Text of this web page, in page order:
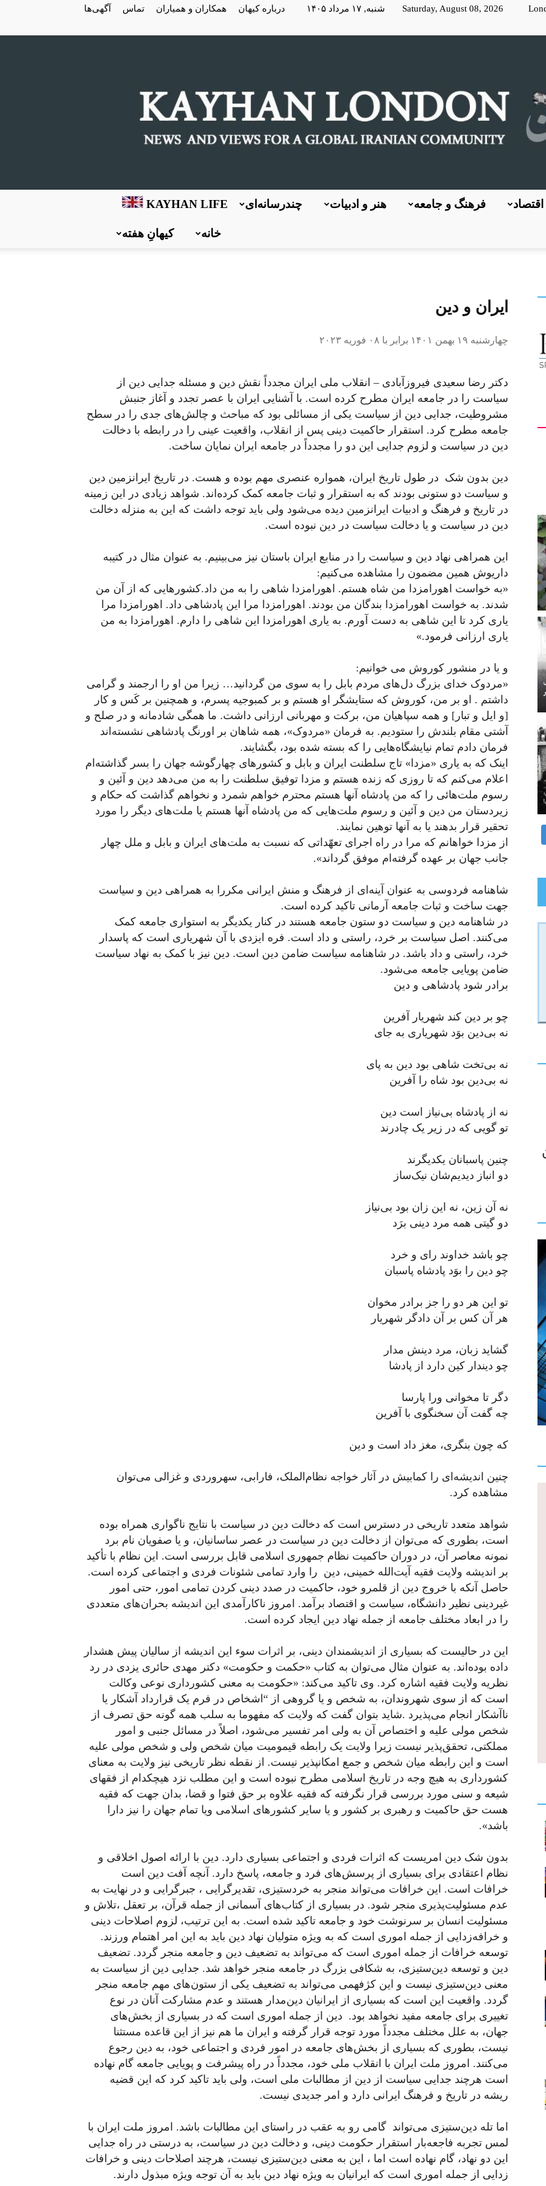
Saturday, August 08, 2026 شنبه, ۱۷ مرداد ۱۴۰۵ درباره کیهان همکاران و همیاران تماس آگهی‌ها
لندن
KAYHAN LIFE چندرسانه‌ای هنر و ادبیات فرهنگ و جامعه اقتصاد
کیهانِ هفته خانه
ایران و دین
چهارشنبه ۱۹ بهمن ۱۴۰۱ برابر با ۰۸ فوریه ۲۰۲۳
دکتر رضا سعیدی فیروزآبادی – انقلاب ملی ایران مجدداً نقش دین و مسئله جدایی دین از
سیاست را در جامعه ایران مطرح کرده است. با آشنایی ایران با عصر تجدد و آغاز جنبش
مشروطیت، جدایی دین از سیاست یکی از مسائلی بود که مباحث و چالش‌های جدی را در سطح
جامعه مطرح کرد. استقرار حاکمیت دینی پس از انقلاب، واقعیت عینی را در رابطه با دخالت
دین در سیاست و لزوم جدایی این دو را مجدداً در جامعه ایران نمایان ساخت.
دین بدون شک در طول تاریخ ایران، همواره عنصری مهم بوده و هست. در تاریخ ایرانزمین دین
و سیاست دو ستونی بودند که به استقرار و ثبات جامعه کمک کرده‌اند. شواهد زیادی در این زمینه
در تاریخ و فرهنگ و ادبیات ایرانزمین دیده می‌شود ولی باید توجه داشت که این به منزله دخالت
دین در سیاست و یا دخالت سیاست در دین نبوده است.
این همراهی نهاد دین و سیاست را در منابع ایران باستان نیز می‌بینیم. به عنوان مثال در کتیبه
داریوش همین مضمون را مشاهده می‌کنیم:
«به خواست اهورامزدا من شاه هستم. اهورامزدا شاهی را به من داد.کشورهایی که از آن من
شدند. به خواست اهورامزدا بندگان من بودند. اهورامزدا مرا این پادشاهی داد. اهورامزدا مرا
یاری کرد تا این شاهی به دست آورم. به یاری اهورامزدا این شاهی را دارم. اهورامزدا به من
یاری ارزانی فرمود.»
و یا در منشور کوروش می خوانیم:
«مردوک خدای بزرگ دل‌های مردم بابل را به سوی من گردانید… زیرا من او را ارجمند و گرامی
داشتم . او بر من، کوروش که ستایشگر او هستم و بر کمبوجیه پسرم، و همچنین بر کَس و کار
[و ایل و تبار] و همه سپاهیان من، برکت و مهربانی ارزانی داشت. ما همگی شادمانه و در صلح و
آشتی مقام بلندش را ستودیم. به فرمان «مردوک»، همه شاهان بر اورنگ پادشاهی نشسته‌اند
فرمان دادم تمام نیایشگاه‌هایی را که بسته شده بود، بگشایند.
اینک که به یاری «مزدا» تاج سلطنت ایران و بابل و کشورهای چهارگوشه جهان را بسر گذاشته‌ام
اعلام می‌کنم که تا روزی که زنده هستم و مزدا توفیق سلطنت را به من می‌دهد دین و آئین و
رسوم ملت‌هائی را که من پادشاه آنها هستم محترم خواهم شمرد و نخواهم گذاشت که حکام و
زیردستان من دین و آئین و رسوم ملت‌هایی که من پادشاه آنها هستم یا ملت‌های دیگر را مورد
تحقیر قرار بدهند یا به آنها توهین نمایند.
از مزدا خواهانم که مرا در راه اجرای تعهّداتی که نسبت به ملت‌های ایران و بابل و ملل چهار
جانب جهان بر عهده گرفته‌ام موفق گرداند».
شاهنامه فردوسی به عنوان آینه‌ای از فرهنگ و‌ منش ایرانی مکررا به همراهی دین و سیاست
جهت ساخت و ثبات جامعه آرمانی تاکید کرده است.
در شاهنامه دین و سیاست دو ستون جامعه هستند در کنار یکدیگر به استواری جامعه کمک
می‌کنند. اصل سیاست بر خرد، راستی و داد است. فره ایزدی با آن شهریاری است که پاسدار
خرد، راستی و داد باشد. در شاهنامه سیاست ضامن دین است. دین نیز با کمک به نهاد سیاست
ضامن پویایی جامعه می‌شود.
برادر شود پادشاهی و دین
چو بر دین کند شهریار آفرین
نه بی‌دین بوَد شهریاری به جای
نه بی‌تخت شاهی بود دین به پای
نه بی‌دین بود شاه را آفرین
نه از پادشاه بی‌نیاز است دین
تو گویی که در زیر یک چادرند
چنین پاسبانان یکدیگرند
دو انباز دیدیم‌شان نیک‌ساز
نه آن زین، نه این زان بود بی‌نیاز
دو گیتی همه مرد دینی برَد
چو باشد خداوند رای و خرد
چو دین را بوَد پادشاه پاسبان
تو این هر دو را جز برادر مخوان
هر آن کس بر آن دادگر شهریار
گشاید زبان، مرد دینش مدار
چو دیندار کین دارد از پادشا
دگر تا مخوانی ورا پارسا
چه گفت آن سخنگوی با آفرین
که چون بنگری، مغز داد است و دین
چنین اندیشه‌ای را کمابیش در آثار خواجه نظام‌الملک، فارابی، سهروردی و غزالی می‌توان
مشاهده کرد.
شواهد متعدد تاریخی در دسترس است که دخالت دین در سیاست با نتایج ناگواری همراه بوده
است، بطوری که می‌توان از دخالت دین در سیاست در عصر ساسانیان، و یا صفویان نام برد
نمونه معاصر آن، در دوران حاکمیت نظام جمهوری اسلامی قابل بررسی است. این نظام با تأکید
بر اندیشه ولایت فقیه آیت‌الله خمینی، دین را وارد تمامی شئونات فردی و اجتماعی کرده است.
حاصل آنکه با خروج دین از قلمرو خود، حاکمیت در صدد دینی کردن تمامی امور، حتی امور
غیردینی نظیر دانشگاه، سیاست و اقتصاد برآمد. امروز ناکارآمدی این اندیشه بحران‌های متعددی
را در ابعاد مختلف جامعه از جمله نهاد دین ایجاد کرده است.
این در حالیست که بسیاری از اندیشمندان دینی، بر اثرات سوء این اندیشه‌ از سالیان پیش هشدار
داده‌ بوده‌اند. به عنوان مثال می‌توان به کتاب «حکمت و حکومت» دکتر مهدی حائری یزدی در رد
نظریه ولایت فقیه اشاره کرد. وی تاکید می‌کند: «حکومت به معنی کشورداری نوعی وکالت
است که از سوی شهروندان، به شخص و یا گروهی از “اشخاص در فرم یک قرارداد آشکار یا
ناآشکار انجام می‌پذیرد .شاید بتوان گفت که ولایت که مفهوما به سلب همه گونه حق تصرف از
شخص مولی علیه و اختصاص آن به ولی امر تفسیر می‌شود، اصلاً در مسائل جنبی و امور
مملکتی، تحقق‌پذیر نیست زیرا ولایت یک رابطه قیمومیت میان شخص ولی و شخص مولی علیه
است و این رابطه میان شخص و جمع امکانپذیر نیست. از نقطه نظر تاریخی نیز ولایت به معنای
کشورداری به هیچ وجه در تاریخ اسلامی مطرح نبوده است و این مطلب نزد هیچکدام از فقهای
شیعه و سنی مورد بررسی قرار نگرفته که فقیه علاوه بر حق فتوا و قضا، بدان جهت که فقیه
هست حق حاکمیت و رهبری بر کشور و یا سایر کشورهای اسلامی ویا تمام جهان را نیز دارا
باشد».
بدون شک دین امریست که اثرات فردی و اجتماعی بسیاری دارد. دین با ارائه اصول اخلاقی و
نظام اعتقادی برای بسیاری از پرسش‌های فرد و جامعه، پاسخ دارد. آنچه آفت دین است
خرافات است. این خرافات می‌تواند منجر به خردستیزی، تقدیرگرایی ، جبرگرایی و در نهایت به
عدم مسئولیت‌پذیری منجر شود. در بسیاری از کتاب‌های آسمانی از جمله قرآن، بر تعقل ،تلاش و
مسئولیت انسان بر سرنوشت خود و جامعه تاکید شده است. به این ترتیب، لزوم اصلاحات دینی
و خرافه‌زدایی از جمله اموری است که به ویژه متولیان نهاد دین باید به این امر اهتمام ورزند.
توسعه خرافات از جمله اموری است که می‌تواند به تضعیف دین و جامعه منجر گردد. تضعیف
دین و توسعه دین‌ستیزی، به شکافی بزرگ در جامعه منجر خواهد شد. جدایی دین از سیاست به
معنی دین‌ستیزی نیست و این کژفهمی می‌تواند به تضعیف یکی از ستون‌های مهم جامعه منجر
گردد. واقعیت این است که بسیاری از ایرانیان دین‌مدار هستند و عدم مشارکت آنان در نوع
تغییری برای جامعه مفید نخواهد بود. دین از جمله اموری است که در بسیاری از بخش‌های
جهان، به علل مختلف مجدداً مورد توجه قرار گرفته و ایران ما هم نیز از این قاعده مستثنا
نیست، بطوری که بسیاری از بخش‌های جامعه در امور فردی و اجتماعی خود، به دین رجوع
می‌کنند. امروز ملت ایران با انقلاب ملی خود، مجدداً در راه پیشرفت و پویایی جامعه گام نهاده
است هرچند جدایی سیاست از دین از مطالبات ملی است، ولی باید تاکید کرد که این قضیه
ریشه در تاریخ و فرهنگ ایرانی دارد و امر جدیدی نیست.
اما تله دین‌ستیزی می‌تواند گامی رو به عقب در راستای این مطالبات باشد. امروز ملت ایران با
لمس تجربه فاجعه‌بار استقرار حکومت دینی، و دخالت دین در سیاست، به درستی در راه جدایی
این دو نهاد، گام نهاده است اما ، این به معنی دین‌ستیزی نیست، هرچند اصلاحات دینی و خرافات
زدایی از جمله اموری است که ایرانیان به ویژه نهاد دین باید به آن توجه ویژه مبذول دارند.